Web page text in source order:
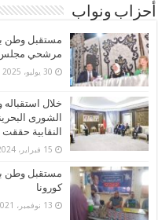
أحزاب ونواب
مستقبل وطن
مرشحي مجلس
30 يوليو، 2025
خلال
الشورى
النقابية
15 فبراير، 2024
مستقبل وطن
كورونا
13 نوفمبر، 2021